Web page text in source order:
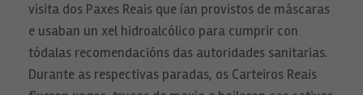
visita dos Paxes Reais que ían provistos de máscaras
e usaban un xel hidroalcólico para cumprir con
tódalas recomendacións das autoridades sanitarias.
Durante as respectivas paradas, os Carteiros Reais